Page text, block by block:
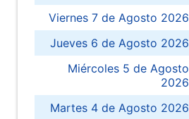
Viernes 7 de Agosto 2026
Jueves 6 de Agosto 2026
Miércoles 5 de Agosto
2026
Martes 4 de Agosto 2026